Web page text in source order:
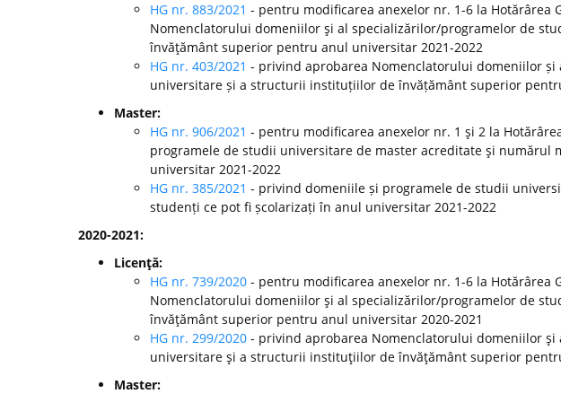
HG nr. 883/2021 - pentru modificarea anexelor nr. 1-6 la Hotărârea
Nomenclatorului domeniilor şi al specializărilor/programelor de
învăţământ superior pentru anul universitar 2021-2022
HG nr. 403/2021 - privind aprobarea Nomenclatorului domeniilor
universitare și a structurii instituțiilor de învățământ superior
Master:
HG nr. 906/2021 - pentru modificarea anexelor nr. 1 şi 2 la
programele de studii universitare de master acreditate şi numărul
universitar 2021-2022
HG nr. 385/2021 - privind domeniile și programele de studii
studenți ce pot fi școlarizați în anul universitar 2021-2022
2020-2021:
Licenţă:
HG nr. 739/2020 - pentru modificarea anexelor nr. 1-6 la Hotărârea
Nomenclatorului domeniilor şi al specializărilor/programelor de
învăţământ superior pentru anul universitar 2020-2021
HG nr. 299/2020 - privind aprobarea Nomenclatorului domeniilor
universitare şi a structurii instituţiilor de învăţământ superior
Master: